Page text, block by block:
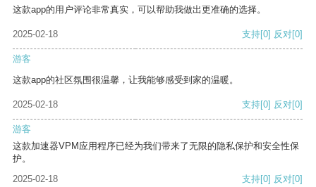
这款app的用户评论非常真实，可以帮助我做出更准确的选择。
2025-02-18 支持[0] 反对[0]
游客
这款app的社区氛围很温馨，让我能够感受到家的温暖。
2025-02-18 支持[0] 反对[0]
游客
这款加速器VPM应用程序已经为我们带来了无限的隐私保护和安全性保
护。
2025-02-18
支持[0] 反对[0]